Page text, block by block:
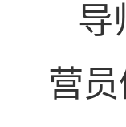
导
营